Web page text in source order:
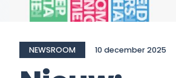
NEWSROOM 10 december 2025